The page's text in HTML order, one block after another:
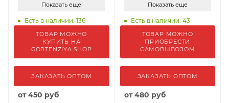
Показать еще
Есть в наличии: 136
ТОВАР МОЖНО
КУПИТЬ НА
GORTENZIYA.SHOP
ЗАКАЗАТЬ ОПТОМ
от450 руб
Показать еще
Есть в наличии: 43
ТОВАР МОЖНО
ПРИОБРЕСТИ
САМОВЫВОЗОМ
ЗАКАЗАТЬ ОПТОМ
от480 руб